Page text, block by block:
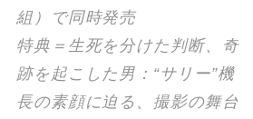
組）で同時発売
特典＝生死を分けた判断、奇
跡を起こした男：“サリー”機
長の素顔に迫る、撮影の舞台